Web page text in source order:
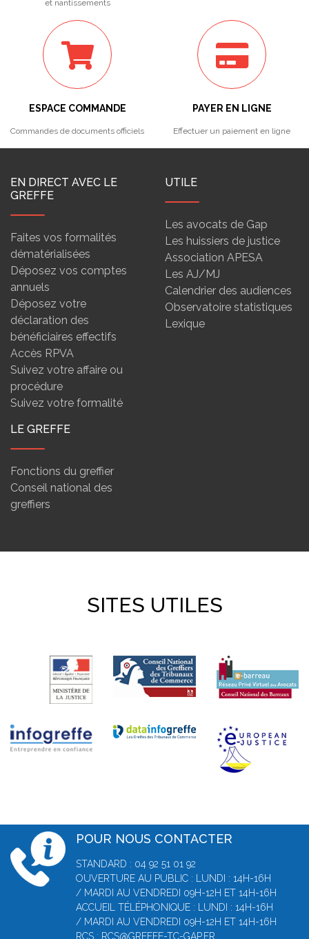
et nantissements
ESPACE COMMANDE
Commandes de documents officiels
PAYER EN LIGNE
Effectuer un paiement en ligne
EN DIRECT AVEC LE
GREFFE
Faites vos formalités
dématérialisées
Déposez vos comptes
annuels
Déposez votre
déclaration des
bénéficiaires effectifs
Accès RPVA
Suivez votre affaire ou
procédure
Suivez votre formalité
UTILE
Les avocats de Gap
Les huissiers de justice
Association APESA
Les AJ/MJ
Calendrier des audiences
Observatoire statistiques
Lexique
LE GREFFE
Fonctions du greffier
Conseil national des
greffiers
SITES UTILES
POUR NOUS CONTACTER
STANDARD : 04 92 51 01 92
OUVERTURE AU PUBLIC : LUNDI : 14H-16H
/ MARDI AU VENDREDI 09H-12H ET 14H-16H
ACCUEIL TÉLÉPHONIQUE : LUNDI : 14H-16H
/ MARDI AU VENDREDI 09H-12H ET 14H-16H
RCS : RCS@GREFFE-TC-GAP.FR